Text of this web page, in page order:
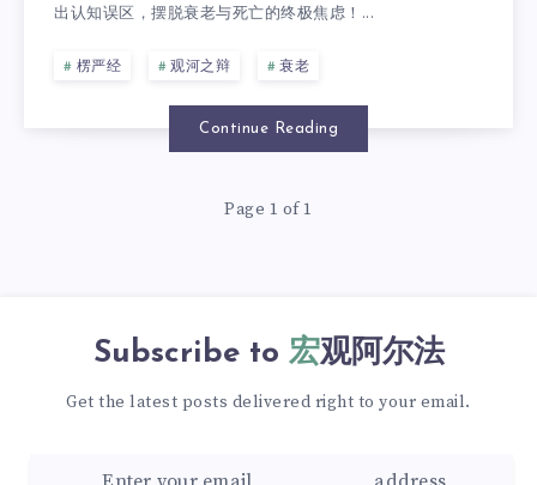
出认知误区，摆脱衰老与死亡的终极焦虑！...
楞严经 观河之辩 衰老
Continue Reading
Page 1 of 1
Subscribe to 宏观阿尔法
Get the latest posts delivered right to your email.